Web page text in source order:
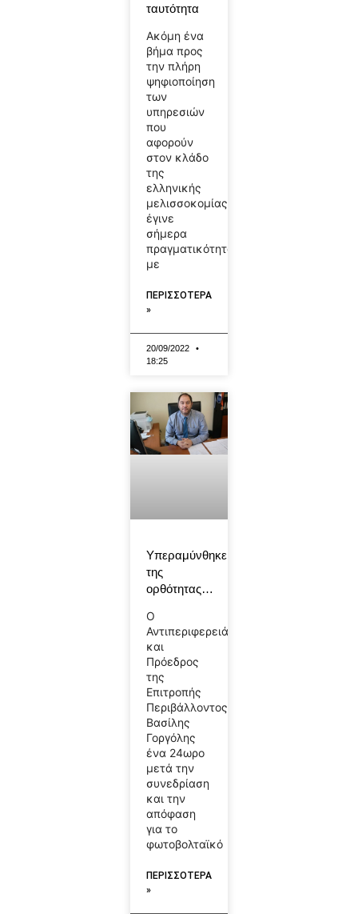
ταυτότητα
Ακόμη ένα
βήμα προς
την πλήρη
ψηφιοποίηση
των
υπηρεσιών
που
αφορούν
στον κλάδο
της
ελληνικής
μελισσοκομίας
έγινε
σήμερα
πραγματικότητα,
με
ΠΕΡΙΣΣΟΤΕΡΑ
»
20/09/2022
18:25
Υπεραμύνθηκε
της
ορθότητας…
Ο
Αντιπεριφερειάρχης
και
Πρόεδρος
της
Επιτροπής
Περιβάλλοντος
Βασίλης
Γοργόλης
ένα 24ωρο
μετά την
συνεδρίαση
και την
απόφαση
για το
φωτοβολταϊκό
ΠΕΡΙΣΣΟΤΕΡΑ
»